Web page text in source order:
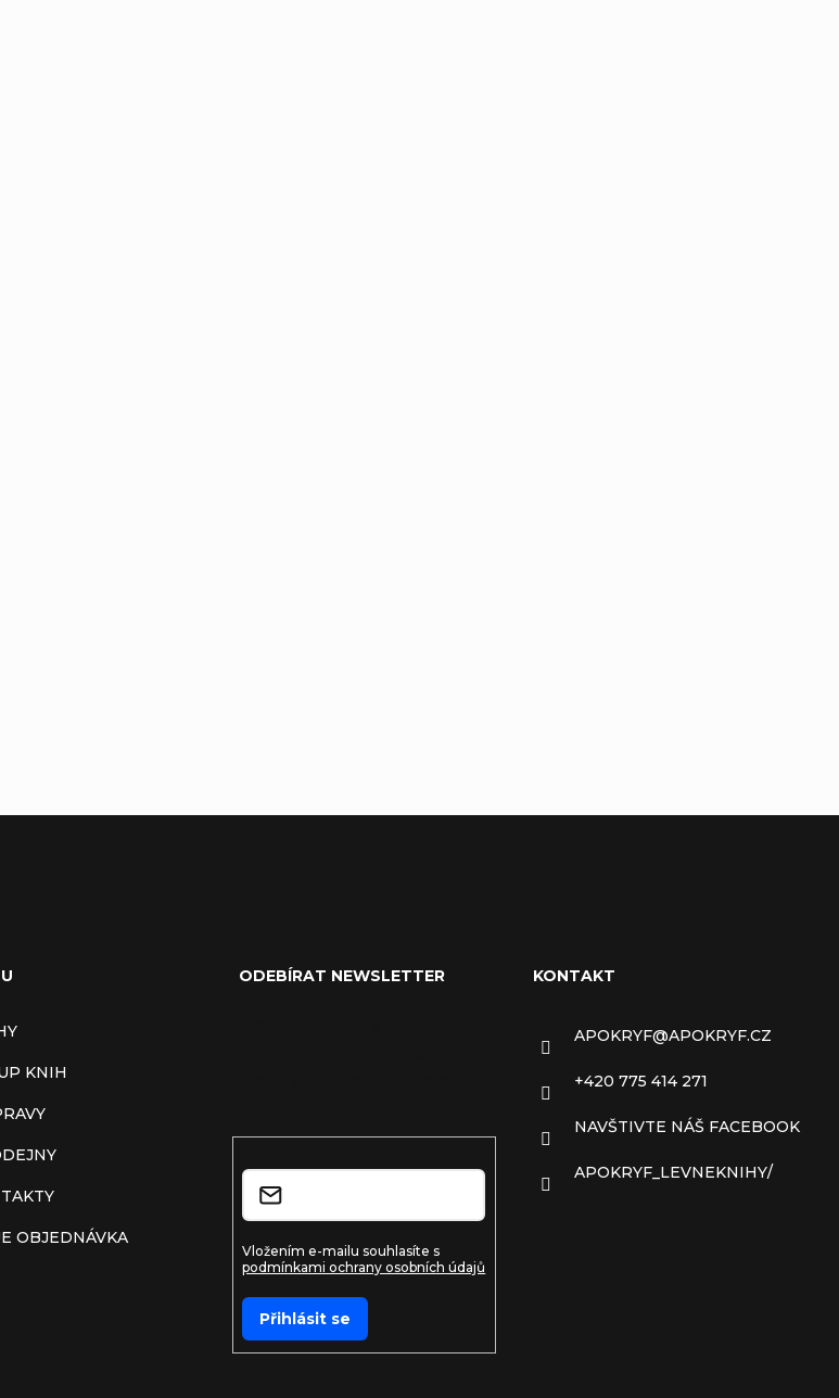
KNIH
OBJEDNÁVKA
ODEBÍRAT NEWSLETTER
Vložením e-mailu souhlasíte s
podmínkami ochrany osobních údajů
Přihlásit se
KONTAKT
APOKRYF@APOKRYF.CZ
+420 775 414 271
NAVŠTIVTE NÁŠ FACEBOOK
APOKRYF_LEVNEKNIHY/